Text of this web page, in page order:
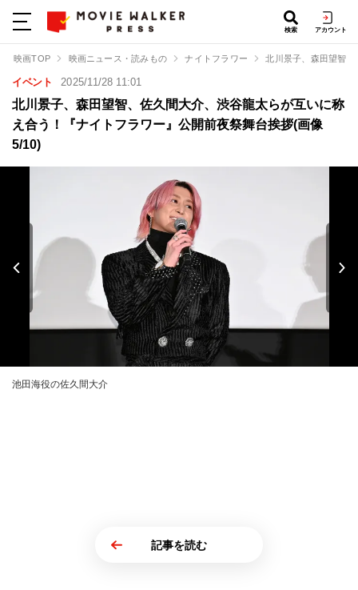
検索 アカウント
映画TOP 映画ニュース・読みもの ナイトフラワー 北川景子、森田望智
イベント 2025/11/28 11:01
北川景子、森田望智、佐久間大介、渋谷龍太らが互いに称
え合う！『ナイトフラワー』公開前夜祭舞台挨拶(画像
5/10)
池⽥海役の佐久間⼤介
記事を読む